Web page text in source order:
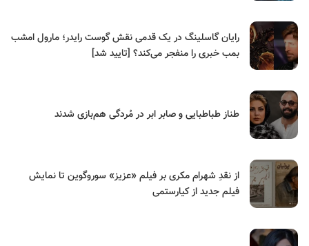
رایان گاسلینگ در یک قدمی نقش گوست رایدر؛ مارول امشب
بمب خبری را منفجر می‌کند؟ [تایید شد]
طناز طباطبایی و صابر ابر در مُردگی هم‌بازی شدند
از نقدِ شهرام مکری بر فیلم «عزیز» سوروگوین تا نمایش
فیلم جدید از کیارستمی